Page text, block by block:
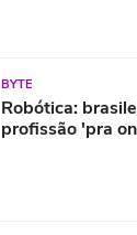
BYTE
Robótica:
profissão 'pra